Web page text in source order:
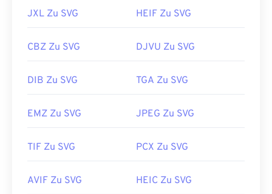
JXL Zu SVG HEIF Zu SVG
CBZ Zu SVG DJVU Zu SVG
DIB Zu SVG TGA Zu SVG
EMZ Zu SVG JPEG Zu SVG
TIF Zu SVG PCX Zu SVG
AVIF Zu SVG HEIC Zu SVG